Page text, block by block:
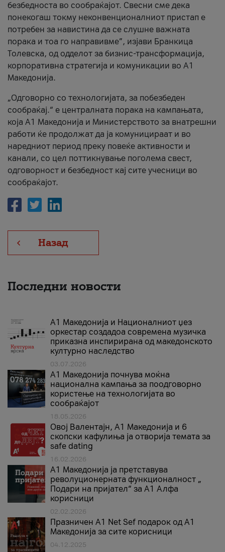
безбедноста во сообраќајот. Свесни сме дека
понекогаш токму неконвенционалниот пристап е
потребен за навистина да се слушне важната
порака и тоа го направивме”, изјави Бранкица
Толевска, од одделот за бизнис-трансформација,
корпоративна стратегија и комуникации во А1
Македонија.
„Одговорно со технологијата, за побезбеден
сообраќај.“ е централната порака на кампањата,
која A1 Македонија и Министерството за внатрешни
работи ќе продолжат да ја комуницираат и во
наредниот период преку повеќе активности и
канали, со цел поттикнување поголема свест,
одговорност и безбедност кај сите учесници во
сообраќајот.
Назад
Последни новости
А1 Македонија и Националниот џез
оркестар создадоа современа музичка
приказна инспирирана од македонското
културно наследство
03.07.2026
A1 Македонија почнува моќна
национална кампања за поодговорно
користење на технологијата во
сообраќајот
18.05.2026
Овој Валентајн, A1 Македонија и 6
скопски кафулиња ја отворија темата за
safe dating
16.02.2026
А1 Македонија ја претставува
револуционерната функционалност „
Подари на пријател“ за А1 Алфа
корисници
02.02.2026
Празничен A1 Net Sеf подарок од А1
Македонија за сите корисници
04.12.2025